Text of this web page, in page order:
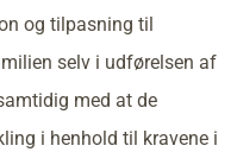
og tilpasning til
selv i udførelsen af
med at de
i henhold til kravene i